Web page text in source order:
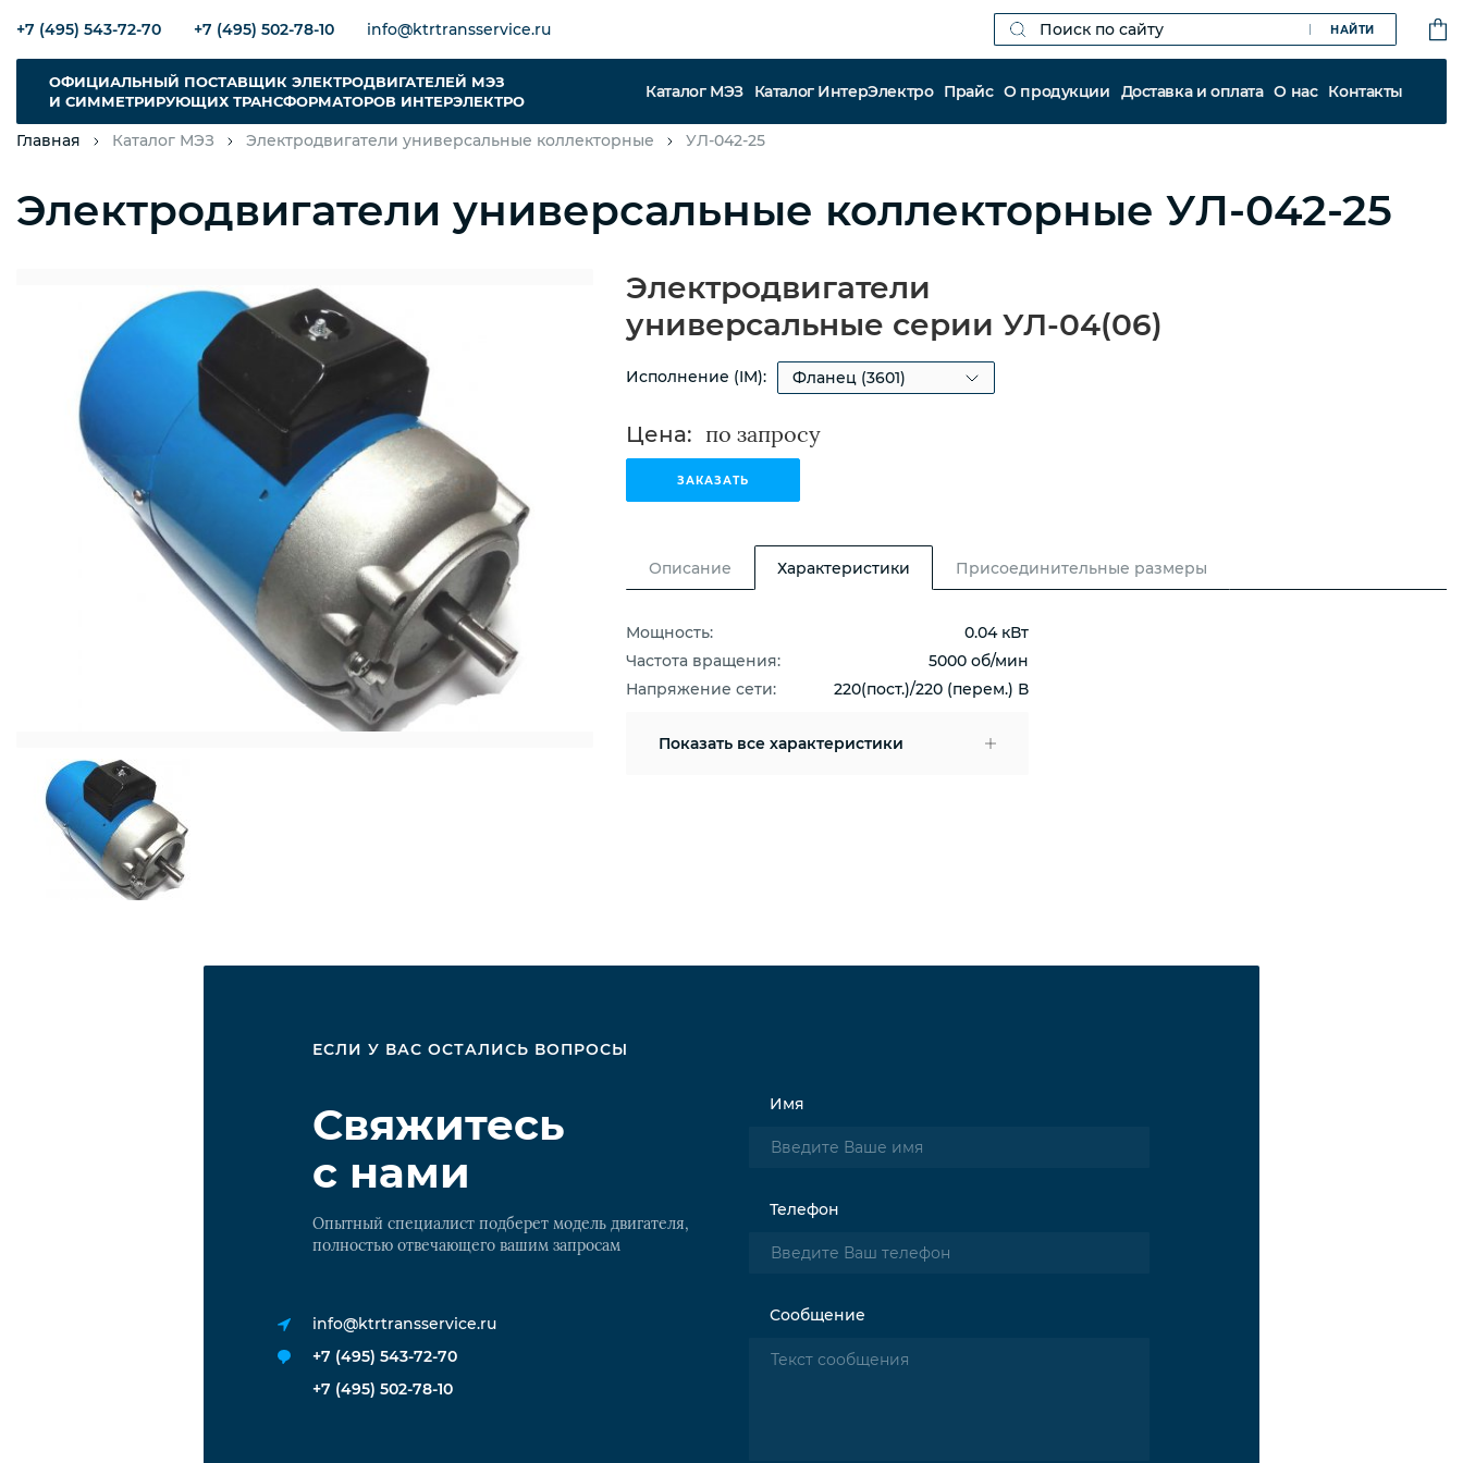
+7 (495) 543-72-70 +7 (495) 502-78-10 info@ktrtransservice.ru НАЙТИ
ОФИЦИАЛЬНЫЙ ПОСТАВЩИК ЭЛЕКТРОДВИГАТЕЛЕЙ МЭЗ
И СИММЕТРИРУЮЩИХ ТРАНСФОРМАТОРОВ ИНТЕРЭЛЕКТРО
Каталог МЭЗ Каталог ИнтерЭлектро Прайс О продукции Доставка и оплата О нас Контакты
Главная Каталог МЭЗ Электродвигатели универсальные коллекторные УЛ-042-25
Электродвигатели универсальные коллекторные УЛ-042-25
Электродвигатели
универсальные серии УЛ-04(06)
Исполнение (IM):
Цена:
ЗАКАЗАТЬ
Описание Характеристики Присоединительные размеры
Мощность:
0.04 кВт
Частота вращения:
5000 об/мин
Напряжение сети:
220(пост.)/220 (перем.) В
Показать все характеристики
ЕСЛИ У ВАС ОСТАЛИСЬ ВОПРОСЫ
Свяжитесь
с нами
Опытный специалист подберет модель двигателя,
полностью отвечающего вашим запросам
info@ktrtransservice.ru
+7 (495) 543-72-70
+7 (495) 502-78-10
Имя
Телефон
Сообщение